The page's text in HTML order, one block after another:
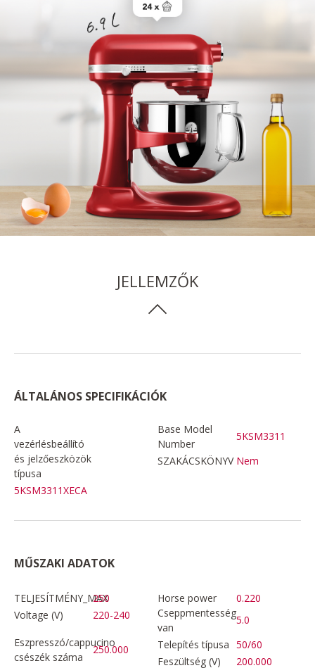
JELLEMZŐK
ÁLTALÁNOS SPECIFIKÁCIÓK
A
vezérlésbeállító
és jelzőeszközök
típusa
5KSM3311XECA
Base Model
Number
5KSM3311
SZAKÁCSKÖNYV Nem
MŰSZAKI ADATOK
TELJESÍTMÉNY_MAX
250 Horse power
0.220
Voltage (V)
220-240
Cseppmentesség
van
5.0
Eszpresszó/cappucino
csészék száma
250.000 Telepítés típusa 50/60
Feszültség (V)
200.000